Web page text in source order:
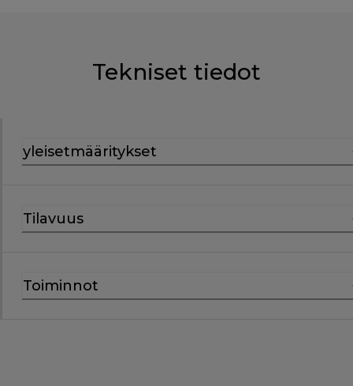
Tekniset tiedot
yleisetmääritykset
Tilavuus
Toiminnot